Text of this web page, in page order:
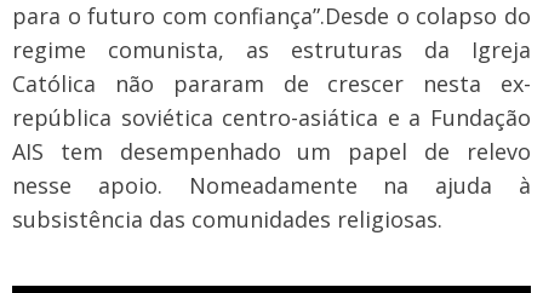
para o futuro com confiança”.Desde o colapso do
regime comunista, as estruturas da Igreja
Católica não pararam de crescer nesta ex-
república soviética centro-asiática e a Fundação
AIS tem desempenhado um papel de relevo
nesse apoio. Nomeadamente na ajuda à
subsistência das comunidades religiosas.